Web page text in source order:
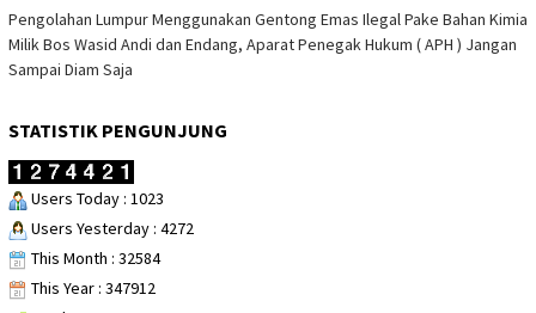
Pengolahan Lumpur Menggunakan Gentong Emas Ilegal Pake Bahan Kimia
Milik Bos Wasid Andi dan Endang, Aparat Penegak Hukum ( APH ) Jangan
Sampai Diam Saja
STATISTIK PENGUNJUNG
Users Today : 1023
Users Yesterday : 4272
This Month : 32584
This Year : 347912